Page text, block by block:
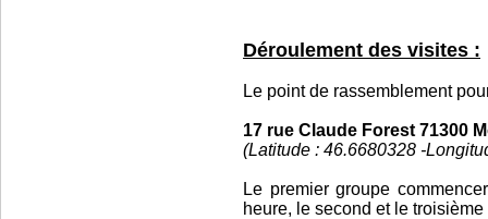
Déroulement des visites :
Le point de rassemblement
17 rue Claude Forest 71300
(Latitude : 46.6680328 -
Le premier groupe
heure, le second et le